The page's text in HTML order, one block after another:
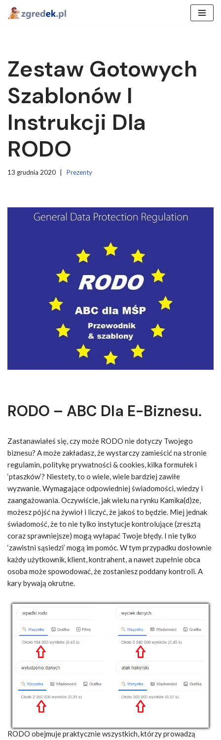
Zestaw Gotowych
Szablonów I
Instrukcji Dla
RODO
13 grudnia 2020 Prezenty
RODO – ABC Dla E-Biznesu.
Zastanawiałeś się, czy może RODO nie dotyczy Twojego
biznesu? A może zakładasz, że wystarczy zamieścić na stronie
regulamin, politykę prywatności & cookies, kilka formułek i
‘ptaszków’? Niestety, to o wiele, wiele bardziej zawiłe
wyzwanie. Wymagające odpowiedniej świadomości, wiedzy i
zaangażowania. Oczywiście, jak wielu na rynku Kamika(d)ze,
możesz pójść na żywioł i liczyć, że jakoś to będzie. Miej jednak
świadomość, że to nie tylko instytucje kontrolujące (zresztą
coraz sprawniejsze) mogą wyłapać Twoje błędy. I nie tylko
‘zawistni sąsiedzi’ mogą im pomóc. W tym przypadku dosłownie
każdy użytkownik, klient, kontrahent, a nawet zupełnie obca
osoba może spowodować, że zostaniesz poddany kontroli. A
kary bywają okrutne.
RODO obejmuje praktycznie wszystkich, którzy prowadzą